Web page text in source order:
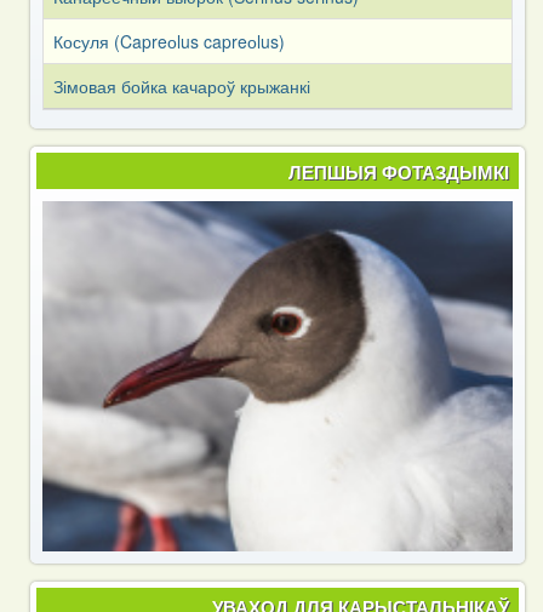
Косуля (Capreоlus capreоlus)
Зімовая бойка качароў крыжанкі
ЛЕПШЫЯ ФОТАЗДЫМКІ